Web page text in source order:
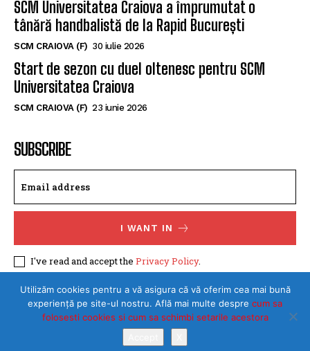
SCM CRAIOVA (F) 5 august 2026
SCM Universitatea Craiova a împrumutat o
tânără handbalistă de la Rapid București
SCM CRAIOVA (F) 30 iulie 2026
Start de sezon cu duel oltenesc pentru SCM
Universitatea Craiova
SUBSCRIBE
I've read and accept thePrivacy Policy.
Utilizăm cookies pentru a vă asigura că vă oferim cea mai bună
experiență pe site-ul nostru. Află mai multe despre cum sa
folosesti cookies si cum sa schimbi setarile acestora